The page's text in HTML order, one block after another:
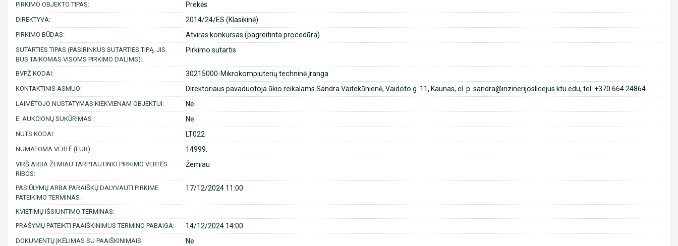
PIRKIMO OBJEKTO TIPAS: Prekės
DIREKTYVA: 2014/24/ES (Klasikinė)
PIRKIMO BŪDAS: Atviras konkursas (pagreitinta procedūra)
SUTARTIES TIPAS (PASIRINKUS SUTARTIES TIPĄ, JIS
BUS TAIKOMAS VISOMS PIRKIMO DALIMS):
Pirkimo sutartis
BVPŽ KODAI: 30215000-Mikrokompiuterių techninė įranga
KONTAKTINIS ASMUO: Direktoriaus pavaduotoja ūkio reikalams Sandra Vaitekūnienė, Vaidoto g. 11, Kaunas, el. p. sandra@inzinerijoslicejus.ktu.edu, tel. +370 664 24864.
LAIMĖTOJO NUSTATYMAS KIEKVIENAM OBJEKTUI: Ne
E. AUKCIONŲ SUKŪRIMAS : Ne
NUTS KODAI: LT022
NUMATOMA VERTĖ (EUR): 14999.
VIRŠ ARBA ŽEMIAU TARPTAUTINIO PIRKIMO VERTĖS
RIBOS:
Žemiau
PASIŪLYMŲ ARBA PARAIŠKŲ DALYVAUTI PIRKIME
PATEIKIMO TERMINAS :
17/12/2024 11:00
KVIETIMŲ IŠSIUNTIMO TERMINAS:
PRAŠYMŲ PATEIKTI PAAIŠKINIMUS TERMINO PABAIGA:
14/12/2024 14:00
DOKUMENTŲ ĮKĖLIMAS SU PAAIŠKINIMAIS: Ne